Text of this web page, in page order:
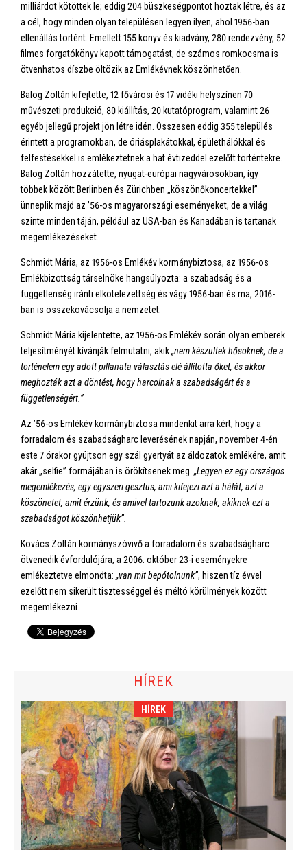
milliárdot kötöttek le; eddig 204 büszkeségpontot hoztak létre, és az
a cél, hogy minden olyan településen legyen ilyen, ahol 1956-ban
ellenállás történt. Emellett 155 könyv és kiadvány, 280 rendezvény, 52
filmes forgatókönyv kapott támogatást, de számos romkocsma is
ötvenhatos díszbe öltözik az Emlékévnek köszönhetően.
Balog Zoltán kifejtette, 12 fővárosi és 17 vidéki helyszínen 70
művészeti produkció, 80 kiállítás, 20 kutatóprogram, valamint 26
egyéb jellegű projekt jön létre idén. Összesen eddig 355 település
érintett a programokban, de óriásplakátokkal, épülethálókkal és
felfestésekkel is emlékeztetnek a hat évtizeddel ezelőtt történtekre.
Balog Zoltán hozzátette, nyugat-európai nagyvárosokban, így
többek között Berlinben és Zürichben „köszönőkoncertekkel”
ünneplik majd az ’56-os magyarországi eseményeket, de a világ
szinte minden táján, például az USA-ban és Kanadában is tartanak
megemlékezéseket.
Schmidt Mária, az 1956-os Emlékév kormánybiztosa, az 1956-os
Emlékbizottság társelnöke hangsúlyozta: a szabadság és a
függetlenség iránti elkötelezettség és vágy 1956-ban és ma, 2016-
ban is összekovácsolja a nemzetet.
Schmidt Mária kijelentette, az 1956-os Emlékév során olyan emberek
teljesítményét kívánják felmutatni, akik„nem készültek hősöknek, de a
történelem egy adott pillanata választás elé állította őket, és akkor
meghozták azt a döntést, hogy harcolnak a szabadságért és a
függetlenségért.”
Az ’56-os Emlékév kormánybiztosa mindenkit arra kért, hogy a
forradalom és szabadságharc leverésének napján, november 4-én
este 7 órakor gyújtson egy szál gyertyát az áldozatok emlékére, amit
akár „selfie” formájában is örökítsenek meg. „Legyen ez egy országos
megemlékezés, egy egyszeri gesztus, ami kifejezi azt a hálát, azt a
köszönetet, amit érzünk, és amivel tartozunk azoknak, akiknek ezt a
szabadságot köszönhetjük”.
Kovács Zoltán kormányszóvivő a forradalom és szabadságharc
ötvenedik évfordulójára, a 2006. október 23-i eseményekre
emlékeztetve elmondta: „van mit bepótolnunk”, hiszen tíz évvel
ezelőtt nem sikerült tisztességgel és méltó körülmények között
megemlékezni.
HÍREK
HÍREK